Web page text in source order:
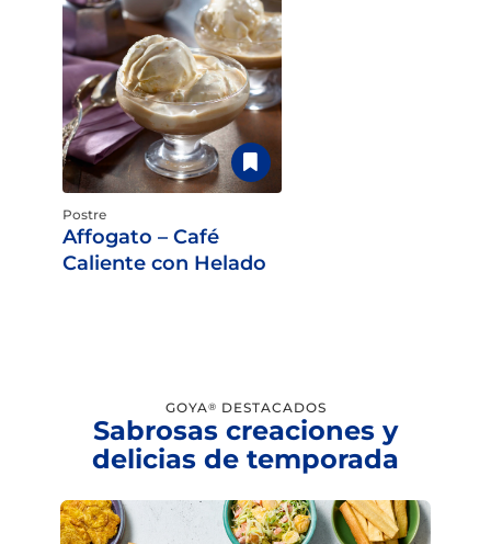
Postre
Affogato – Café
Caliente con Helado
GOYA® DESTACADOS
Sabrosas creaciones y
delicias de temporada